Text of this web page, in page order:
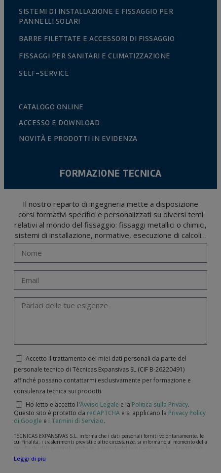
SISTEMI DI INSTALLAZIONE E FISSAGGIO PER
PANNELLI SOLARI
BARRE FILETTATE E ACCESSORI DI FISSAGGIO
FISSAGGI PER SANITARI E CLIMATIZZAZIONE
SELF-SERVICE
CATALOGO ONLINE
ACCESSO E DOWNLOAD
NOVITÀ E PRODOTTI IN EVIDENZA
FORMAZIONE TECNICA
Il nostro reparto di ingegneria mette a disposizione
corsi formativi specifici e personalizzati su diversi temi
relativi al mondo del fissaggio: fissaggi metallici o chimici,
sistemi di installazione, normative, esecuzione di calcoli…
Accetto il trattamento dei miei dati personali da parte del
personale tecnico di Técnicas Expansivas SL (CIF B-­26220491)
affinché possano contattarmi esclusivamente per formazione e
consulenza tecnica sui prodotti.
Ho letto e accetto l'Avviso Legale e la Politica sulla Privacy.
Questo sito è protetto da reCAPTCHA e si applicano la Privacy Policy
di Google e i Termini di Servizio.
TÉCNICAS EXPANSIVAS S.L. informa che i dati personali forniti volontariamente, le
cui finalità, i trasferimenti previsti e altre circostanze, si informano al momento della
raccolta dei dati personali, anche se, a seconda del caso specifico, la loro finalità può
mantenimento della relazione stabilita, la gestione integrale e commerciale dei
Leggi di più